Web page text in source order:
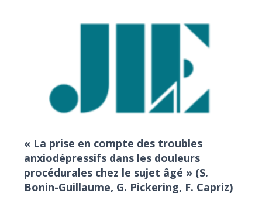
« La prise en compte des troubles
anxiodépressifs dans les douleurs
procédurales chez le sujet âgé » (S.
Bonin-Guillaume, G. Pickering, F. Capriz)